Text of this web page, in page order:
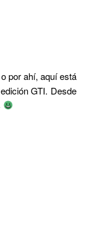
por ahí, aquí está
GTI. Desde